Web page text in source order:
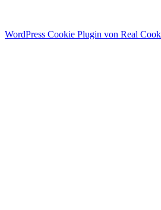
WordPress Cookie Plugin von Real